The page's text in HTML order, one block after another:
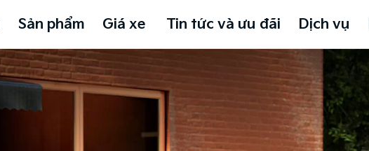
Sản phẩm Giá xe Tin tức và ưu đãi Dịch vụ